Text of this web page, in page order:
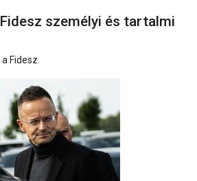
személyi és tartalmi
Fidesz.